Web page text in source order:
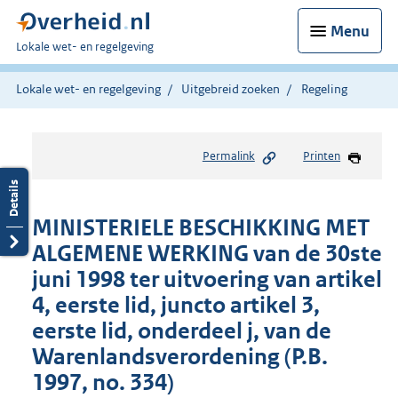
Menu
U
bent
hier:
Lokale wet- en regelgeving
Lokale wet- en regelgeving Uitgebreid zoeken Regeling
Permalink Printen
MINISTERIELE BESCHIKKING MET
ALGEMENE WERKING van de 30ste
juni 1998 ter uitvoering van artikel
4, eerste lid, juncto artikel 3,
eerste lid, onderdeel j, van de
Warenlandsverordening (P.B.
1997, no. 334)